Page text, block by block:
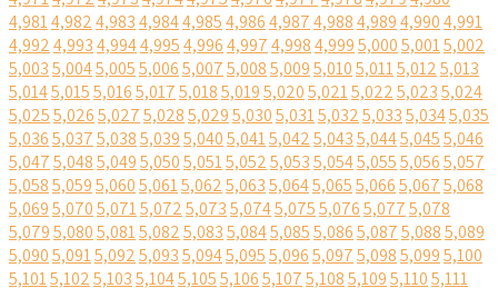
4,9814,9824,9834,9844,9854,9864,9874,9884,9894,9904,991
4,9924,9934,9944,9954,9964,9974,9984,9995,0005,0015,002
5,0035,0045,0055,0065,0075,0085,0095,0105,0115,0125,013
5,0145,0155,0165,0175,0185,0195,0205,0215,0225,0235,024
5,0255,0265,0275,0285,0295,0305,0315,0325,0335,0345,035
5,0365,0375,0385,0395,0405,0415,0425,0435,0445,0455,046
5,0475,0485,0495,0505,0515,0525,0535,0545,0555,0565,057
5,0585,0595,0605,0615,0625,0635,0645,0655,0665,0675,068
5,0695,0705,0715,0725,0735,0745,0755,0765,0775,078
5,0795,0805,0815,0825,0835,0845,0855,0865,0875,0885,089
5,0905,0915,0925,0935,0945,0955,0965,0975,0985,0995,100
5,1015,1025,1035,1045,1055,1065,1075,1085,1095,1105,111